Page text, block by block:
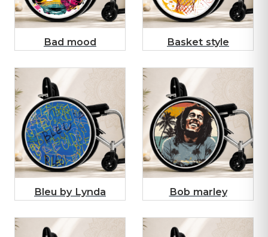
Bad mood Basket style
Bleu by Lynda Bob marley